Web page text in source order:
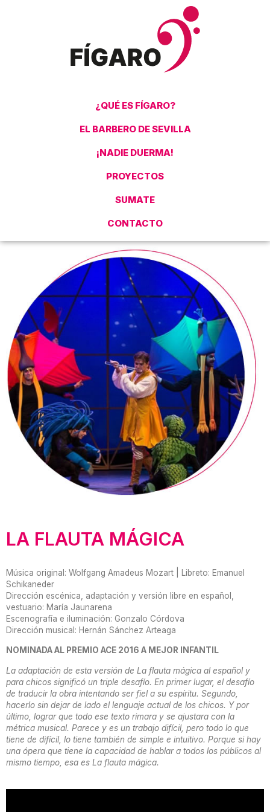
¿QUÉ ES FÍGARO?
EL BARBERO DE SEVILLA
¡NADIE DUERMA!
PROYECTOS
SUMATE
CONTACTO
LA FLAUTA MÁGICA
Música original: Wolfgang Amadeus Mozart | Libreto: Emanuel
Schikaneder
Dirección escénica, adaptación y versión libre en español,
vestuario: María Jaunarena
Escenografía e iluminación: Gonzalo Córdova
Dirección musical: Hernán Sánchez Arteaga
NOMINADA AL PREMIO ACE 2016 A MEJOR INFANTIL
La adaptación de esta versión de La flauta mágica al español y
para chicos significó un triple desafío. En primer lugar, el desafío
de traducir la obra intentando ser fiel a su espíritu. Segundo,
hacerlo sin dejar de lado el lenguaje actual de los chicos. Y por
último, lograr que todo ese texto rimara y se ajustara con la
métrica musical. Parece y es un trabajo difícil, pero todo lo que
tiene de difícil, lo tiene también de simple e intuitivo. Porque si hay
una ópera que tiene la capacidad de hablar a todos los públicos al
mismo tiempo, esa es La flauta mágica.